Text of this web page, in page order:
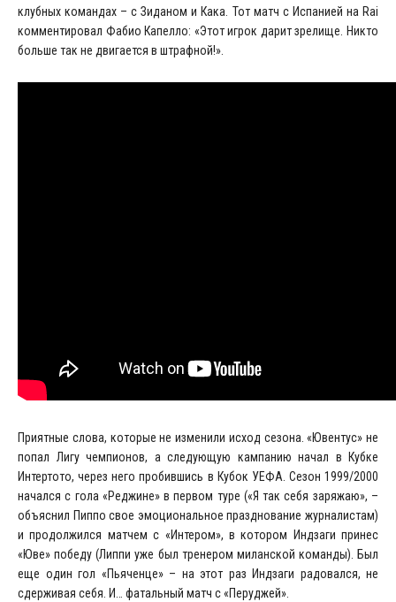
клубных командах – с Зиданом и Кака. Тот матч с Испанией на Rai
комментировал Фабио Капелло: «Этот игрок дарит зрелище. Никто
больше так не двигается в штрафной!».
Приятные слова, которые не изменили исход сезона. «Ювентус» не
попал Лигу чемпионов, а следующую кампанию начал в Кубке
Интертото, через него пробившись в Кубок УЕФА. Сезон 1999/2000
начался с гола «Реджине» в первом туре («Я так себя заряжаю», –
объяснил Пиппо свое эмоциональное празднование журналистам)
и продолжился матчем с «Интером», в котором Индзаги принес
«Юве» победу (Липпи уже был тренером миланской команды). Был
еще один гол «Пьяченце» – на этот раз Индзаги радовался, не
сдерживая себя. И… фатальный матч с «Перуджей».